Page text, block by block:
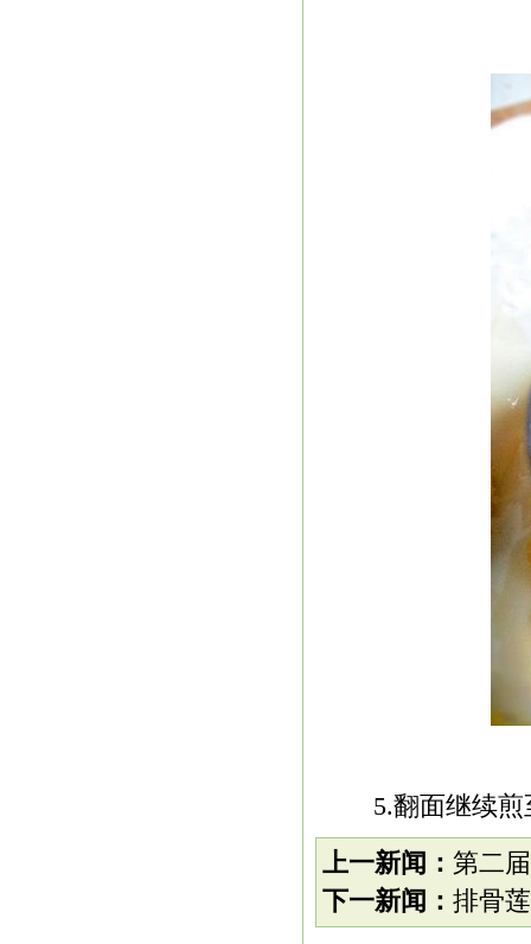
5.翻面继续
上一新闻： 第二
下一新闻： 排骨